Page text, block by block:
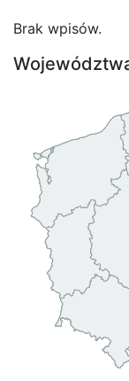
Brak wpisów.